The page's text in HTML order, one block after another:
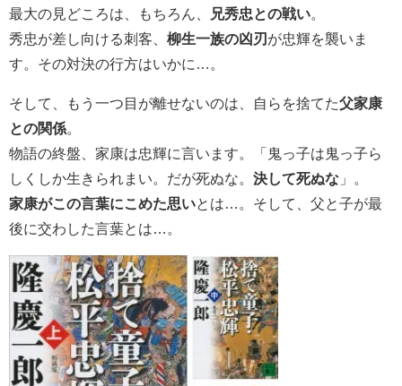
最大の見どころは、もちろん、 兄秀忠との戦い
秀忠が差し向ける刺客、 柳生一族の凶刃 が忠輝を襲いま
す。その対決の行方はいかに…。
そして、もう一つ目が離せないのは、自らを捨てた父家康
との関係
物語の終盤、家康は忠輝に言います。「鬼っ子は鬼っ子ら
しくしか生きられまい。だが死ぬな。 決して死ぬな 」。
家康がこの言葉にこめた思いとは…。そして、父と子が最
後に交わした言葉とは…。